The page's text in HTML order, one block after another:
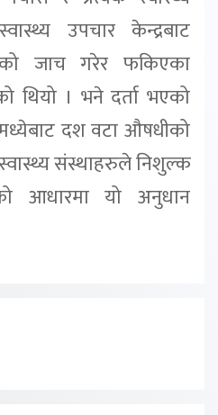
उपचार केन्द्रबाट
जाच गरेर फकिएका
थियो । भने दर्ता भएको
दश वटा औषधीको
स्वास्थ्य संस्थाहरुले निशुल्क
आधारमा यो अनुधान